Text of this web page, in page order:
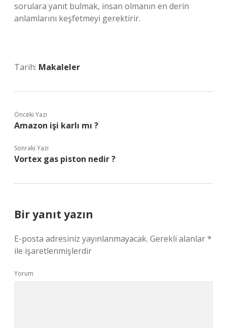
sorulara yanıt bulmak, insan olmanın en derin
anlamlarını keşfetmeyi gerektirir.
Tarih: Makaleler
Önceki Yazı
Amazon işi karlı mı ?
Sonraki Yazı
Vortex gas piston nedir ?
Bir yanıt yazın
E-posta adresiniz yayınlanmayacak. Gerekli alanlar*
ile işaretlenmişlerdir
Yorum